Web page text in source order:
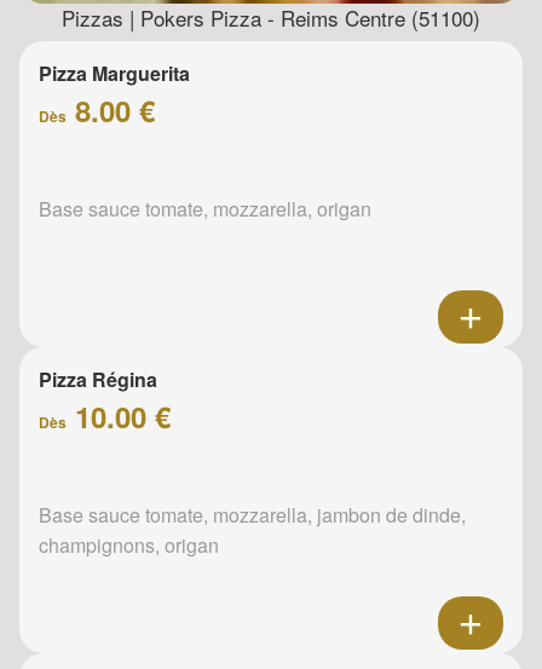
Pizzas | Pokers Pizza - Reims Centre (51100)
Pizza Marguerita
Dès 8.00 €
Base sauce tomate, mozzarella, origan
Pizza Régina
Dès 10.00 €
Base sauce tomate, mozzarella, jambon de dinde,
champignons, origan